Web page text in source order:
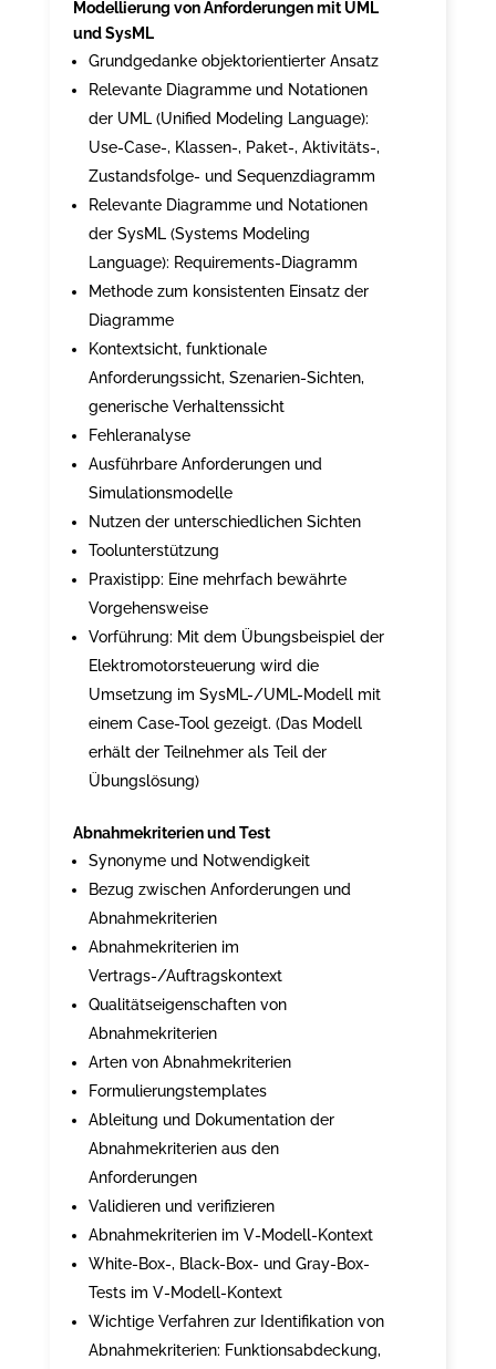
Modellierung von Anforderungen mit UML
und SysML
Grundgedanke objektorientierter Ansatz
Relevante Diagramme und Notationen
der UML (Unified Modeling Language):
Use-Case-, Klassen-, Paket-, Aktivitäts-,
Zustandsfolge- und Sequenzdiagramm
Relevante Diagramme und Notationen
der SysML (Systems Modeling
Language): Requirements-Diagramm
Methode zum konsistenten Einsatz der
Diagramme
Kontextsicht, funktionale
Anforderungssicht, Szenarien-Sichten,
generische Verhaltenssicht
Fehleranalyse
Ausführbare Anforderungen und
Simulationsmodelle
Nutzen der unterschiedlichen Sichten
Toolunterstützung
Praxistipp: Eine mehrfach bewährte
Vorgehensweise
Vorführung: Mit dem Übungsbeispiel der
Elektromotorsteuerung wird die
Umsetzung im SysML-/UML-Modell mit
einem Case-Tool gezeigt. (Das Modell
erhält der Teilnehmer als Teil der
Übungslösung)
Abnahmekriterien und Test
Synonyme und Notwendigkeit
Bezug zwischen Anforderungen und
Abnahmekriterien
Abnahmekriterien im
Vertrags-/Auftragskontext
Qualitätseigenschaften von
Abnahmekriterien
Arten von Abnahmekriterien
Formulierungstemplates
Ableitung und Dokumentation der
Abnahmekriterien aus den
Anforderungen
Validieren und verifizieren
Abnahmekriterien im V-Modell-Kontext
White-Box-, Black-Box- und Gray-Box-
Tests im V-Modell-Kontext
Wichtige Verfahren zur Identifikation von
Abnahmekriterien: Funktionsabdeckung,